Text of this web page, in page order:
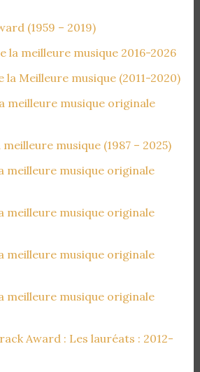
(1959 – 2019)
la meilleure musique 2016-2026
Meilleure musique (2011-2020)
meilleure musique originale
meilleure musique (1987 – 2025)
meilleure musique originale
meilleure musique originale
meilleure musique originale
meilleure musique originale
Award : Les lauréats : 2012-